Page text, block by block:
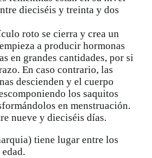
dieciséis y treinta y dos
roto se cierra y crea un
a producir hormonas
en grandes cantidades, por si
. En caso contrario, las
descienden y el cuerpo
los saquitos
en menstruación.
nueve y dieciséis días.
tiene lugar entre los